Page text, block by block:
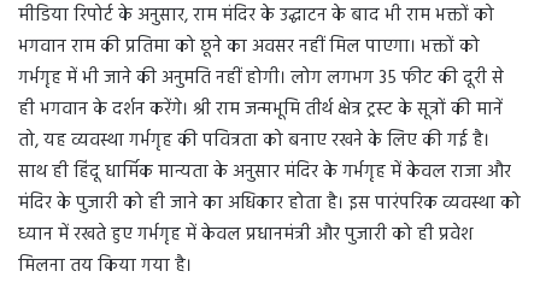
मीडिया रिपोर्ट के अनुसार, राम मंदिर के उद्घाटन के बाद भी राम भक्तों को
भगवान राम की प्रतिमा को छूने का अवसर नहीं मिल पाएगा। भक्तों को
गर्भगृह में भी जाने की अनुमति नहीं होगी। लोग लगभग 35 फीट की दूरी से
ही भगवान के दर्शन करेंगे। श्री राम जन्मभूमि तीर्थ क्षेत्र ट्रस्ट के सूत्रों की मानें
तो, यह व्यवस्था गर्भगृह की पवित्रता को बनाए रखने के लिए की गई है।
साथ ही हिंदू धार्मिक मान्यता के अनुसार मंदिर के गर्भगृह में केवल राजा और
मंदिर के पुजारी को ही जाने का अधिकार होता है। इस पारंपरिक व्यवस्था को
ध्यान में रखते हुए गर्भगृह में केवल प्रधानमंत्री और पुजारी को ही प्रवेश
मिलना तय किया गया है।